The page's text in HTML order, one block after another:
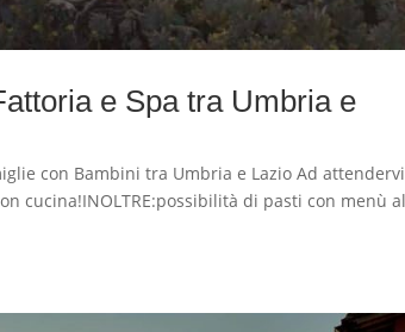
e Spa tra Umbria e
con Bambini tra Umbria e Lazio Ad attendervi
cucina!INOLTRE:possibilità di pasti con menù